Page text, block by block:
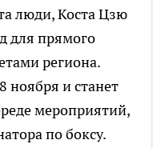
люди, Коста Цзю
для прямого
региона.
ноября и станет
мероприятий,
по боксу.